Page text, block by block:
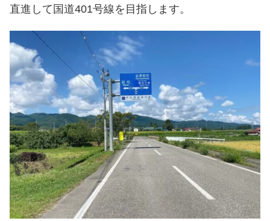
直進して国道401号線を目指します。